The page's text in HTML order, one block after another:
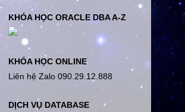
KHÓA HỌC ORACLE DBA A-Z
KHÓA HỌC ONLINE
Liên hệ Zalo 090.29.12.888
DỊCH VỤ DATABASE